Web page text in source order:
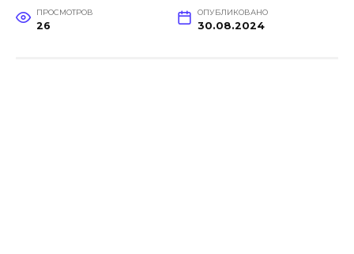
ПРОСМОТРОВ
26
ОПУБЛИКОВАНО
30.08.2024